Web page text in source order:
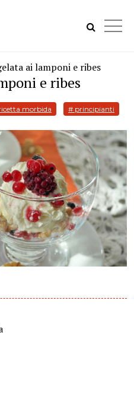
ai lamponi e ribes
e ribes
morbida # principianti